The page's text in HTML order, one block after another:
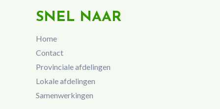
SNEL NAAR
Home
Contact
Provinciale afdelingen
Lokale afdelingen
Samenwerkingen